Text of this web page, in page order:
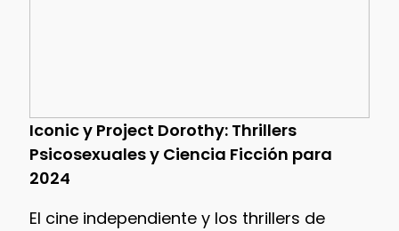
Iconic y Project Dorothy: Thrillers
Psicosexuales y Ciencia Ficción para
2024
El cine independiente y los thrillers de